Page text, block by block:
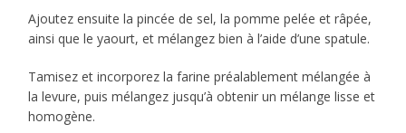
Ajoutez ensuite la pincée de sel, la pomme pelée et râpée,
ainsi que le yaourt, et mélangez bien à l’aide d’une spatule.
Tamisez et incorporez la farine préalablement mélangée à
la levure, puis mélangez jusqu’à obtenir un mélange lisse et
homogène.